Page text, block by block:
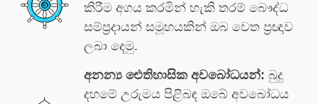
කිරීම අගය කරමින් හැකි තරම් බෞද්ධ
සම්ප්‍රදායන් සමූහයකින් ඔබ වෙත ප්‍රඥාව
ලබා දෙමු.
අනන්‍ය ඓතිහාසික අවබෝධයන්: බුදු
දහමේ උරුමය පිළිබඳ ඔබේ අවබෝධය